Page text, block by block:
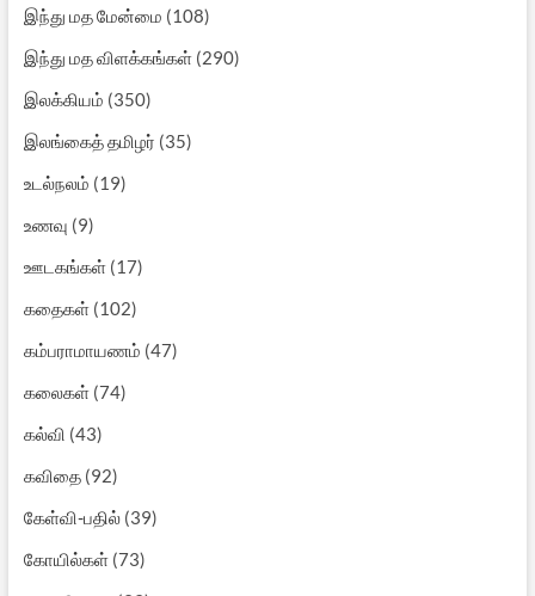
இந்து மத மேன்மை (108)
இந்து மத விளக்கங்கள்(290)
இலக்கியம் (350)
இலங்கைத் தமிழர் (35)
உடல்நலம் (19)
உணவு (9)
ஊடகங்கள்(17)
கதைகள்(102)
கம்பராமாயணம் (47)
கலைகள்(74)
கல்வி (43)
கவிதை(92)
கேள்வி-பதில்(39)
கோயில்கள்(73)